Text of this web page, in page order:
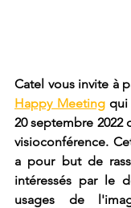
Catel vous invite à
Happy Meeting qui
20 septembre 2022
visioconférence.
a pour but de
intéressés par le
usages de